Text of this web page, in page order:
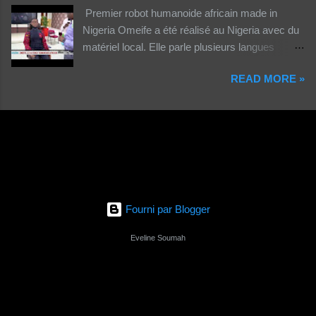
Premier robot humanoide africain made in
Nigeria Omeife a été réalisé au Nigeria avec du
matériel local. Elle parle plusieurs langues
READ MORE »
Fourni par Blogger
Eveline Soumah